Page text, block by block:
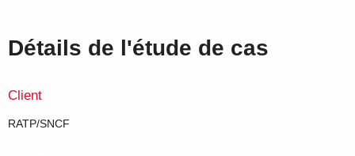
Détails de l'étude de cas
Client
RATP/SNCF